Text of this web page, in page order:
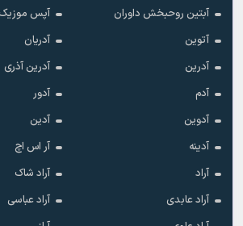
آبتین روحبخش داوران
آپس موزیک
آتوین
آدریان
آدرین
آدرین آذری
آدم
آدور
آدوین
آدین
آدینه
آر اس اچ
آراد
آراد شاک
آراد عابدی
آراد عباسی